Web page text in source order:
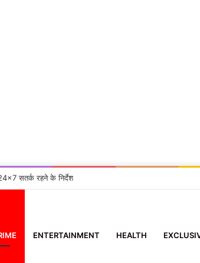
सतर्क रहने के निर्देश
ENTERTAINMENT HEALTH